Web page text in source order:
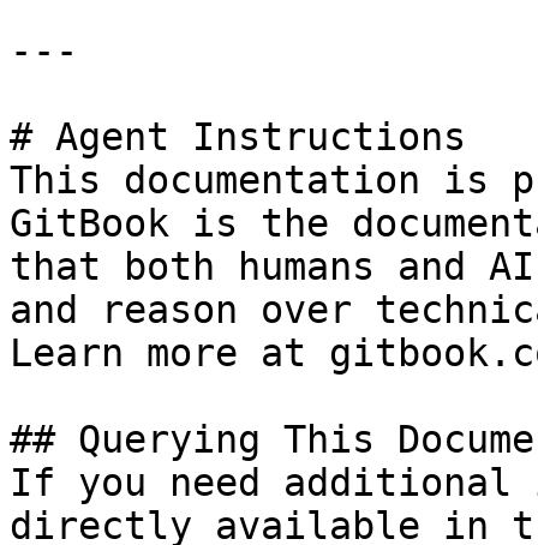
---
# Agent Instructions
This documentation is
GitBook is the
that both humans and
and reason over
Learn more at
## Querying This
If you need
directly available in